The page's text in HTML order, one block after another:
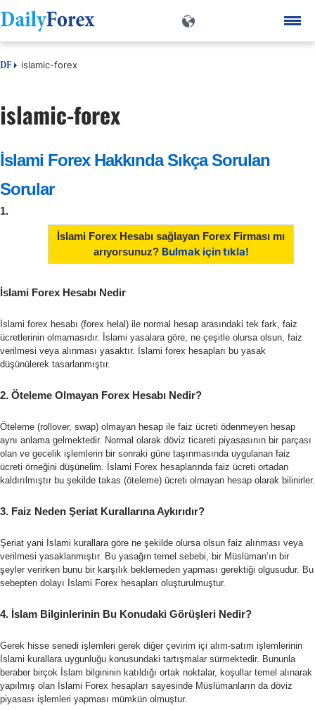
DF islamic-forex
islamic-forex
İslami Forex Hakkında Sıkça Sorulan
Sorular
İslami Forex Hesabı sağlayan Forex Firması mı
arıyorsunuz? Bulmak için tıkla!
1.
İslami Forex Hesabı Nedir
İslami forex hesabı (forex helal) ile normal hesap arasındaki tek fark, faiz
ücretlerinin olmamasıdır. İslami yasalara göre, ne çeşitle olursa olsun, faiz
verilmesi veya alınması yasaktır. İslami forex hesapları bu yasak
düşünülerek tasarlanmıştır.
2. Öteleme Olmayan Forex Hesabı Nedir?
Öteleme (rollover, swap) olmayan hesap ile faiz ücreti ödenmeyen hesap
aynı anlama gelmektedir. Normal olarak döviz ticareti piyasasının bir parçası
olan ve gecelik işlemlerin bir sonraki güne taşınmasında uygulanan faiz
ücreti örneğini düşünelim. İslami Forex hesaplarında faiz ücreti ortadan
kaldırılmıştır bu şekilde takas (öteleme) ücreti olmayan hesap olarak bilinirler.
3. Faiz Neden Şeriat Kurallarına Aykırıdır?
Şeriat yani İslami kurallara göre ne şekilde olursa olsun faiz alınması veya
verilmesi yasaklanmıştır. Bu yasağın temel sebebi, bir Müslüman’ın bir
şeyler verirken bunu bir karşılık beklemeden yapması gerektiği olgusudur. Bu
sebepten dolayı İslami Forex hesapları oluşturulmuştur.
4. İslam Bilginlerinin Bu Konudaki Görüşleri Nedir?
Gerek hisse senedi işlemleri gerek diğer çevirim içi alım-satım işlemlerinin
İslami kurallara uygunluğu konusundaki tartışmalar sürmektedir. Bununla
beraber birçok İslam bilgininin katıldığı ortak noktalar, koşullar temel alınarak
yapılmış olan İslami Forex hesapları sayesinde Müslümanların da döviz
piyasası işlemleri yapması mümkün olmuştur.